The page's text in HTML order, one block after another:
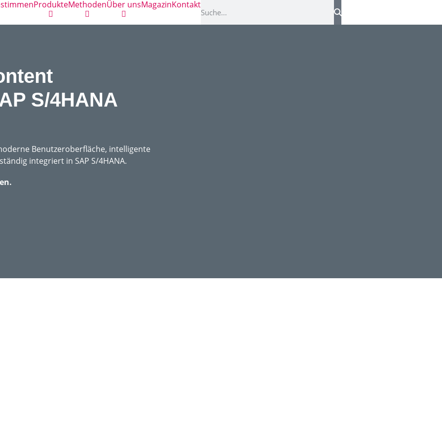
ProdukteMethodenÜber unsMagazinKontakt
S/4HANA
Benutzeroberfläche, intelligente
integriert in SAP S/4HANA.